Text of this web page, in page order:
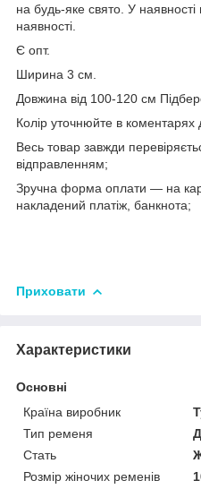
на будь-яке свято. У
наявності.
Є опт.
Ширина 3 см.
Довжина від 100-120 см
Колір уточнюйте в
Весь товар завжди
відправленням;
Зручна форма оплати — на
накладений платіж, банкнота;
Приховати
Характеристики
Основні
Країна виробник
Тип ременя
Стать
Розмір жіночих ременів